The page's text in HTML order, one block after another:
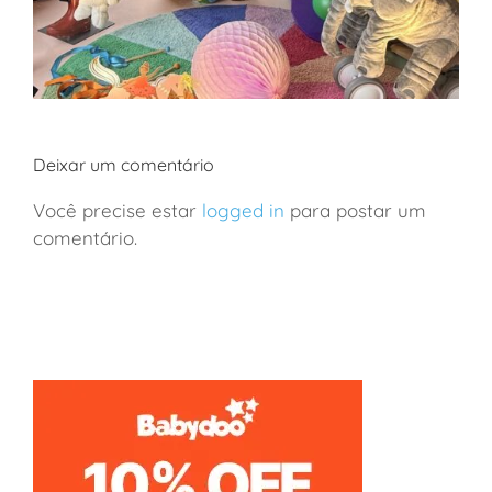
Deixar um comentário
Você precise estar logged in para postar um
comentário.